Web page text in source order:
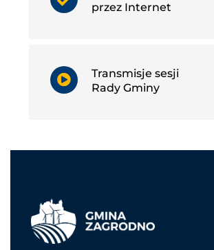
przez Internet
Transmisje sesji
Rady Gminy